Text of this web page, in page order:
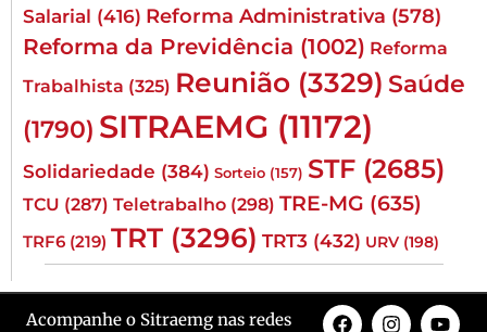
Salarial (416) Reforma Administrativa (578)
Reforma da Previdência (1002) Reforma
Trabalhista (325) Reunião (3329) Saúde
(1790) SITRAEMG (11172)
Solidariedade (384) Sorteio (157) STF (2685)
TCU (287) Teletrabalho (298) TRE-MG (635)
TRF6 (219) TRT (3296) TRT3 (432) URV (198)
Acompanhe o Sitraemg nas redes